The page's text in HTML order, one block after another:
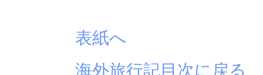
表紙へ
海外旅行記目次に戻る